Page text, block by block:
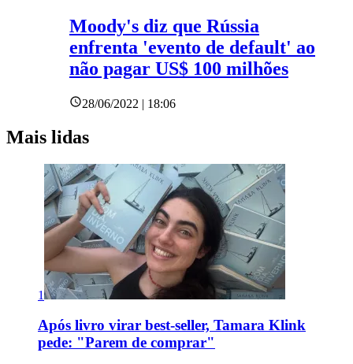
Moody's diz que Rússia
enfrenta 'evento de default' ao
não pagar US$ 100 milhões
28/06/2022 | 18:06
Mais lidas
1
Após livro virar best-seller, Tamara Klink
pede: "Parem de comprar"